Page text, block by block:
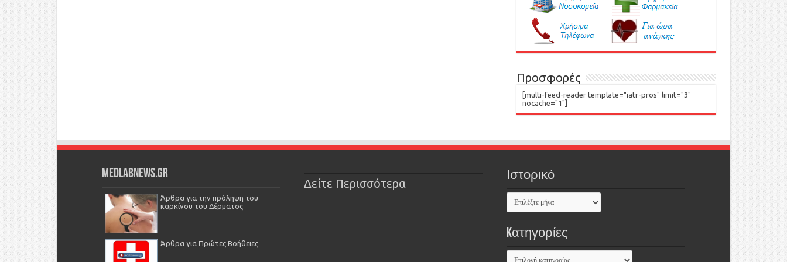
Προσφορές
[multi-feed-reader template="iatr-pros" limit="3"
nocache="1"]
Medlabnews.gr
Άρθρα για την πρόληψη του
καρκίνου του Δέρματος
Άρθρα για Πρώτες Βοήθειες
Δείτε Περισσότερα
Ιστορικό
Kατηγορίες